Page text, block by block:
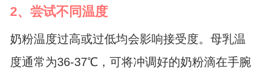
2、尝试不同温度
奶粉温度过高或过低均会影响接受度。母乳温
度通常为36-37℃，可将冲调好的奶粉滴在手腕